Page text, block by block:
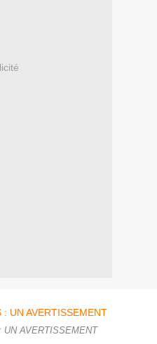
AVERTISSEMENT